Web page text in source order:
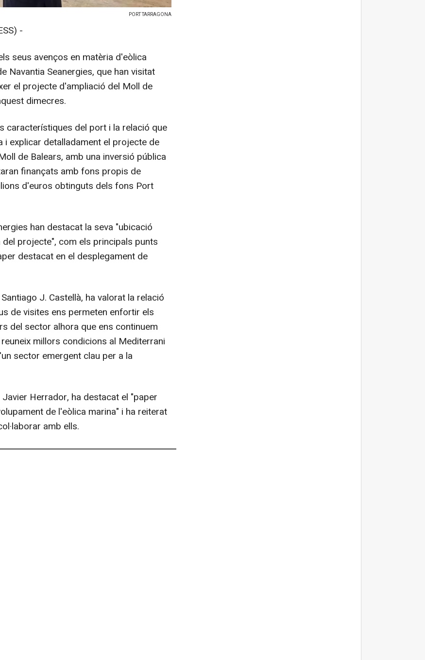
PORT TARRAGONA
-
seus avenços en matèria d'eòlica
Navantia Seanergies, que han visitat
el projecte d'ampliació del Moll de
dimecres.
característiques del port i la relació que
i explicar detalladament el projecte de
de Balears, amb una inversió pública
finançats amb fons propis de
d'euros obtinguts dels fons Port
han destacat la seva "ubicació
projecte", com els principals punts
destacat en el desplegament de
J. Castellà, ha valorat la relació
de visites ens permeten enfortir els
del sector alhora que ens continuem
millors condicions al Mediterrani
sector emergent clau per a la
Herrador, ha destacat el "paper
de l'eòlica marina" i ha reiterat
amb ells.